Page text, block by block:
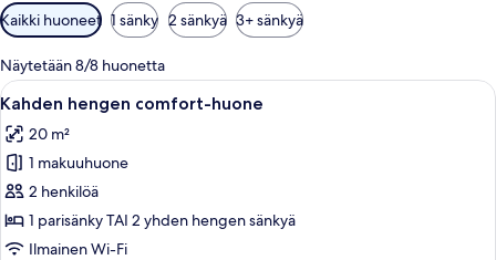
Huoneille
saatavilla
olevia
suodattimia
Kaikki huoneet 1 sänky 2 sänkyä 3+ sänkyä
Näytetään 8/8 huonetta
Avaa
kaikki
huonetyypin
Kahden
hengen
comfort-
huone
Hotellihuone, jossa on sänky,
4
Kahden hengen comfort-huone
20 m²
1 makuuhuone
2 henkilöä
1 parisänky TAI 2 yhden hengen sänkyä
Ilmainen Wi-Fi